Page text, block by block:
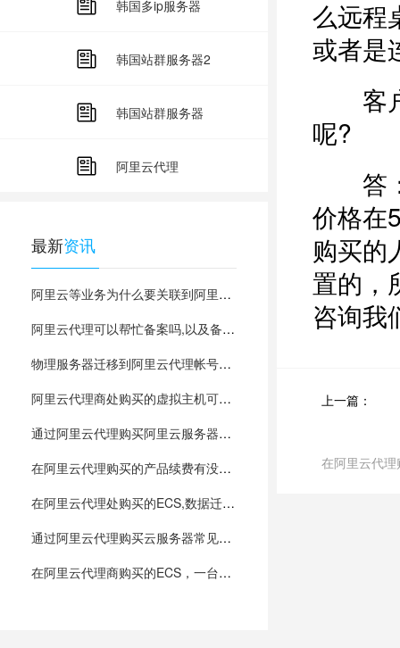
韩国多ip服务器
韩国站群服务器2
韩国站群服务器
阿里云代理
最新资讯
阿里云等业务为什么要关联到阿里云代理下才有优惠？
阿里云代理可以帮忙备案吗,以及备案的时间要多久？
物理服务器迁移到阿里云代理帐号下面如何操作的？
阿里云代理商处购买的虚拟主机可以配置ssl证书吗？
通过阿里云代理购买阿里云服务器，有什么不同
在阿里云代理购买的产品续费有没有优惠？
在阿里云代理处购买的ECS,数据迁移怎么样做才能更快?
通过阿里云代理购买云服务器常见问题解答？
在阿里云代理商购买的ECS，一台云服务器可以放多少个网站？
么远程
或者是
客户
呢?
答：
价格在
购买的
置的，
咨询我
上一篇：
在阿里云代